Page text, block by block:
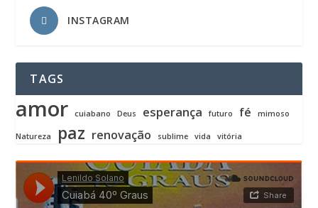
INSTAGRAM
TAGS
amor cuiabano Deus esperança futuro fé mimoso
Natureza paz renovação sublime vida vitória